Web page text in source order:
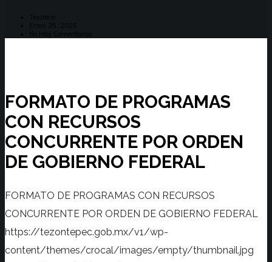
Tesoreria
Enero 25, 2025
No Hay Comentarios
FORMATO DE PROGRAMAS
CON RECURSOS
CONCURRENTE POR ORDEN
DE GOBIERNO FEDERAL
FORMATO DE PROGRAMAS CON RECURSOS
CONCURRENTE POR ORDEN DE GOBIERNO FEDERAL
https://tezontepec.gob.mx/v1/wp-
content/themes/crocal/images/empty/thumbnail.jpg